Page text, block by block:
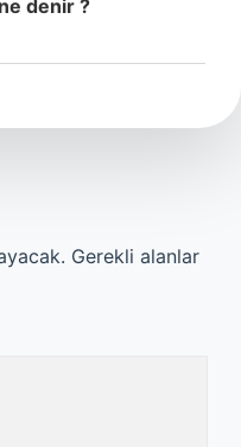
denir ?
Gerekli alanlar